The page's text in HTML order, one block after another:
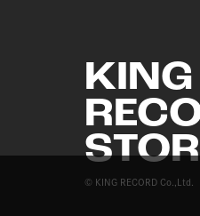
KING
© KING RECORD Co.,Ltd.